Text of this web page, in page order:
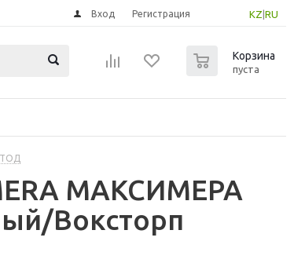
KZ RU
Вход Регистрация
Корзина
пуста
МАКСИМЕРА
Воксторп